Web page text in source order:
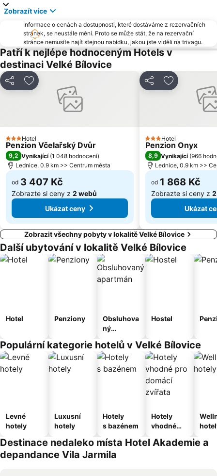
Němčičky
Minaret
Muzeum vojenské techniky Army Park Ořechov u Brna
Benediktinské opatství Rajhrad
Osvětimany
Pasienky
Vodní nádrž Kačenec
Židovská čtvrt
Old Town Hall
Letiště Kunovice
Zobrazít více
Informace o cenách a dostupnosti, které dostáváme z rezervačních
stránek, se neustále mění. Proto se může stát, že na rezervační
stránce nemusíte najít stejnou nabídku, jakou jste viděli na trivagu.
Patří k nejlépe hodnoceným Hotels v
destinaci Velké Bílovice
Sdílet Přidat na seznam oblíbených hotelů
3 Počet hvězdiček
Hotel
Penzion Včelařský Dvůr
9,2 Vynikající (1 048 hodnocení)
Lednice, 0.9 km >> Centrum města
od 3 407 Kč
Zobrazte si ceny z 2 webů
Ukázat ceny
Sdílet Přidat na
3 Počet hvězdiček
Hotel
Penzion Onyx
8,9 Vynikající (966
Lednice, 0.9 km >>
od 1 868 Kč
Zobrazte si ceny z
Ukázat
Zobrazit všechny pobyty v lokalitě Velké Bílovice
Další ubytování v lokalitě Velké Bílovice
Hotel Penziony
Obsluhova
ný
Hostel
Populární kategorie hotelů v Velké Bílovice
Levné
hotely
Luxusní
hotely
Hotely
s bazénem
Hotely
vhodné
domácí
Destinace nedaleko místa Hotel Akademie a
depandance Vila Jarmila